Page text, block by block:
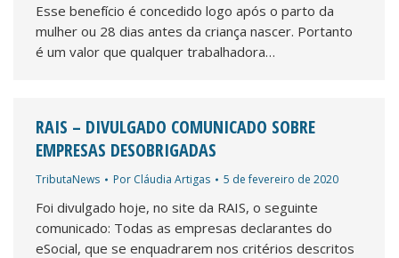
Esse benefício é concedido logo após o parto da
mulher ou 28 dias antes da criança nascer. Portanto
é um valor que qualquer trabalhadora…
RAIS – DIVULGADO COMUNICADO SOBRE
EMPRESAS DESOBRIGADAS
TributaNews Por Cláudia Artigas 5 de fevereiro de 2020
Foi divulgado hoje, no site da RAIS, o seguinte
comunicado: Todas as empresas declarantes do
eSocial, que se enquadrarem nos critérios descritos